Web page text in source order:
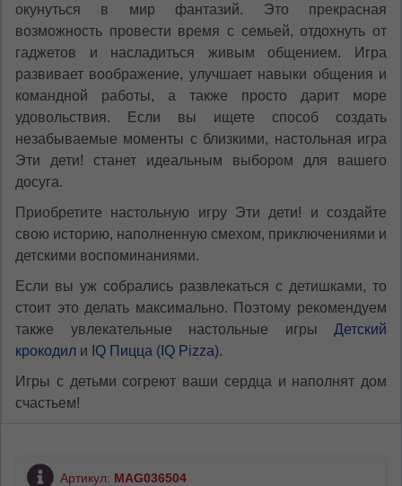
окунуться в мир фантазий. Это прекрасная
возможность провести время с семьей, отдохнуть от
гаджетов и насладиться живым общением. Игра
развивает воображение, улучшает навыки общения и
командной работы, а также просто дарит море
удовольствия. Если вы ищете способ создать
незабываемые моменты с близкими, настольная игра
Эти дети! станет идеальным выбором для вашего
досуга.
Приобретите настольную игру Эти дети! и создайте
свою историю, наполненную смехом, приключениями и
детскими воспоминаниями.
Если вы уж собрались развлекаться с детишками, то
стоит это делать максимально. Поэтому рекомендуем
также увлекательные настольные игры Детский
крокодил и IQ Пицца (IQ Pizza).
Игры с детьми согреют ваши сердца и наполнят дом
счастьем!
Артикул: MAG036504